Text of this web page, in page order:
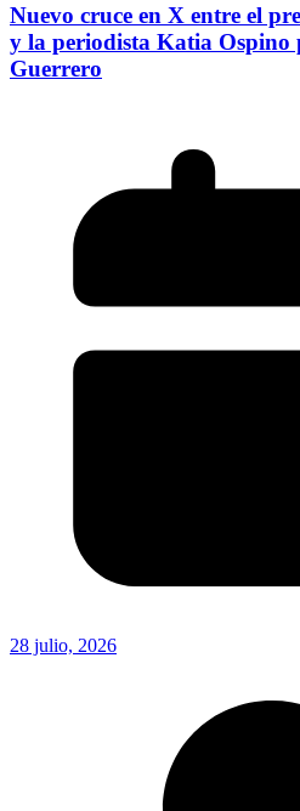
Nuevo cruce en X entre el
y la periodista Katia Ospino
Guerrero
28 julio, 2026